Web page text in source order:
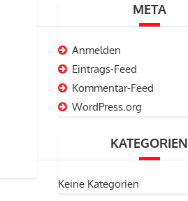
META
Anmelden
Eintrags-Feed
Kommentar-Feed
WordPress.org
KATEGORIEN
Keine Kategorien